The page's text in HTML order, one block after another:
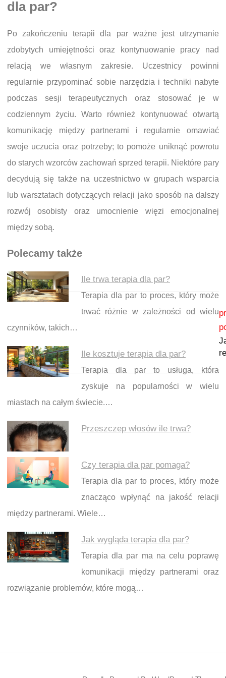
dla par?
Po zakończeniu terapii dla par ważne jest utrzymanie
zdobytych umiejętności oraz kontynuowanie pracy nad
relacją we własnym zakresie. Uczestnicy powinni
regularnie przypominać sobie narzędzia i techniki nabyte
podczas sesji terapeutycznych oraz stosować je w
codziennym życiu. Warto również kontynuować otwartą
komunikację między partnerami i regularnie omawiać
swoje uczucia oraz potrzeby; to pomoże uniknąć powrotu
do starych wzorców zachowań sprzed terapii. Niektóre pary
decydują się także na uczestnictwo w grupach wsparcia
lub warsztatach dotyczących relacji jako sposób na dalszy
rozwój osobisty oraz umocnienie więzi emocjonalnej
między sobą.
Polecamy także
Ile trwa terapia dla par?
Terapia dla par to proces, który może
trwać różnie w zależności od wielu
czynników, takich…
Ile kosztuje terapia dla par?
Terapia dla par to usługa, która
zyskuje na popularności w wielu
miastach na całym świecie.…
Przeszczep włosów ile trwa?
Czy terapia dla par pomaga?
Terapia dla par to proces, który może
znacząco wpłynąć na jakość relacji
między partnerami. Wiele…
Jak wygląda terapia dla par?
Terapia dla par ma na celu poprawę
komunikacji między partnerami oraz
rozwiązanie problemów, które mogą…
Nawigacja wpisu